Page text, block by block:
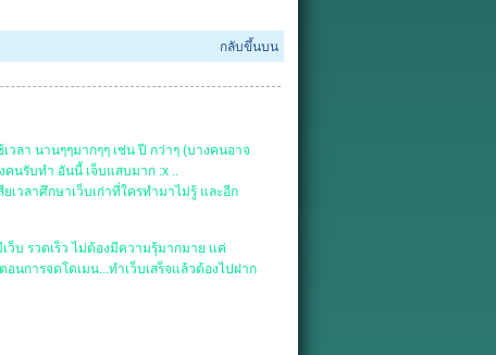
กลับขึ้นบน
ลา นานๆๆมากๆๆ เช่น ปี กว่าๆ (บางคนอาจ
คนรับทำ อันนี้ เจ็บแสบมาก :x ..
เวลาศึกษาเว็บเก่าที่ใครทำมาไม่รู้ และอีก
บ รวดเร็ว ไม่ต้องมีความรุ้มากมาย แค่
นการจดโดเมน...ทำเว็บเสร็จแล้วต้องไปฝาก